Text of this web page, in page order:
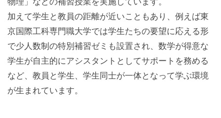
加えて学生と教員の距離が近いこともあり、例えば東
京国際工科専門職大学では学生たちの要望に応える形
で少人数制の特別補習ゼミも設置され、数学が得意な
学生が自主的にアシスタントとしてサポートを務める
など、教員と学生、学生同士が一体となって学ぶ環境
が生まれています。